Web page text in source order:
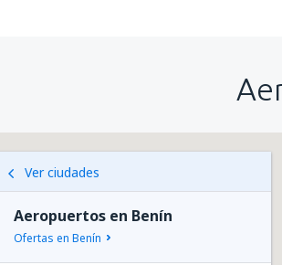
Ver ciudades
Aeropuertos en Benín
Ofertas en Benín